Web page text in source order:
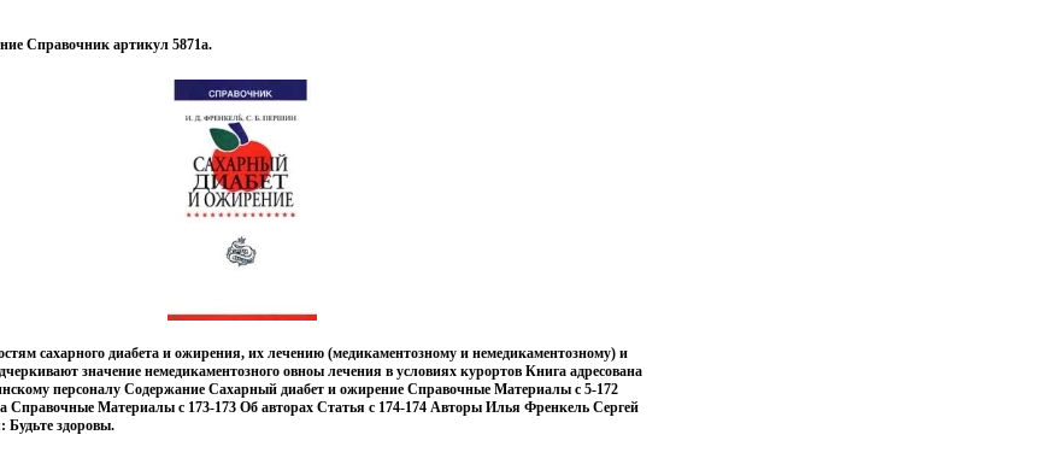
Справочник артикул 5871a.
сахарного диабета и ожирения, их лечению (медикаментозному и немедикаментозному) и
значение немедикаментозного овноы лечения в условиях курортов Книга адресована
персоналу Содержание Сахарный диабет и ожирение Справочные Материалы c 5-172
Справочные Материалы c 173-173 Об авторах Статья c 174-174 Авторы Илья Френкель Сергей
Будьте здоровы.